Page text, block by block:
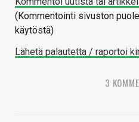
(Kommentointi sivuston
käytöstä)
Lähetä palautetta / raportoi
3